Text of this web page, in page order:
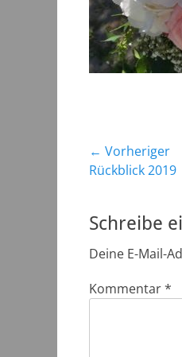
← Vorheriger
Vorheriger
Rückblick 2019
Schreibe
Deine E-Mail-
Kommentar*